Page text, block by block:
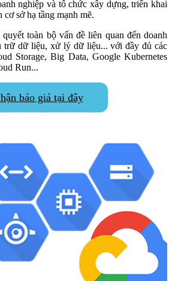
nghiệp và tổ chức xây dựng, triển khai
sở hạ tầng mạnh mẽ.
toàn bộ vấn đề liên quan đến doanh
trữ dữ liệu, xử lý dữ liệu... với đầy đủ các
Storage, Big Data, Google Kubernetes
Run...
báo giá tại đây